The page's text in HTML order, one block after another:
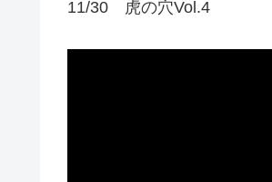
11/30 虎の穴Vol.4